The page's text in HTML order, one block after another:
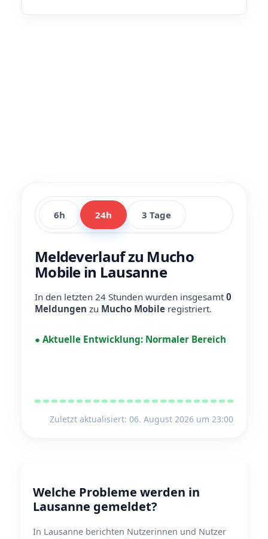
6h 24h 3 Tage
Meldeverlauf zu Mucho
Mobile in Lausanne
In den letzten 24 Stunden wurden insgesamt0
Meldungen zu Mucho Mobile registriert.
● Aktuelle Entwicklung: Normaler Bereich
Zuletzt aktualisiert: 06. August 2026 um 23:00
Welche Probleme werden in
Lausanne gemeldet?
In Lausanne berichten Nutzerinnen und Nutzer